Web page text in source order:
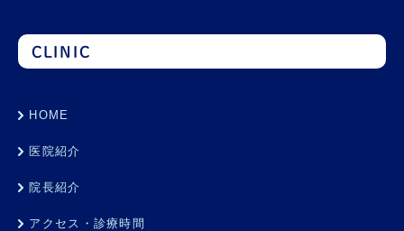
CLINIC
HOME
医院紹介
院長紹介
アクセス・診療時間